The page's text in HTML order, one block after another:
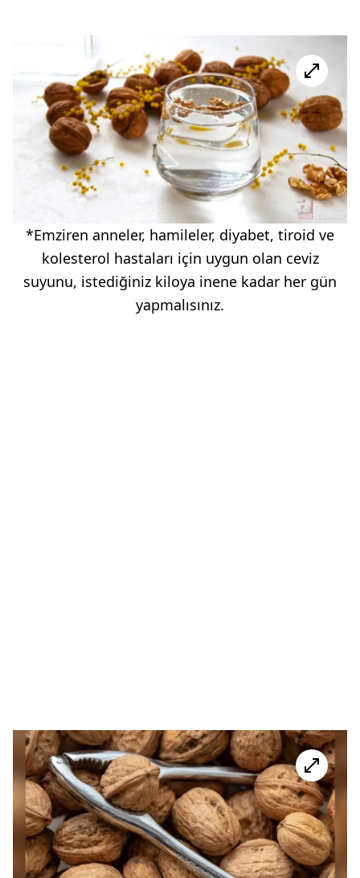
*Emziren anneler, hamileler, diyabet, tiroid ve
kolesterol hastaları için uygun olan ceviz
suyunu, istediğiniz kiloya inene kadar her gün
yapmalısınız.